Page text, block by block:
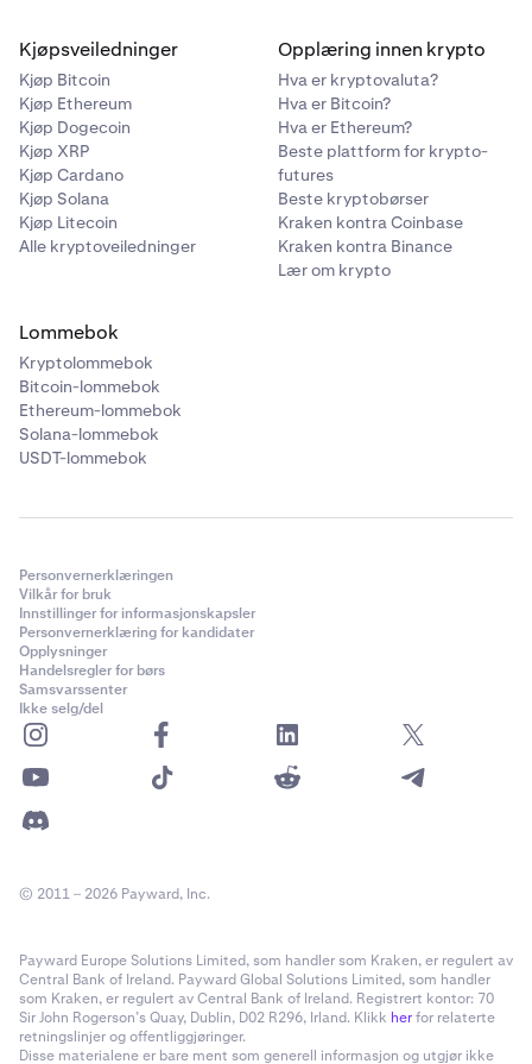
Kjøpsveiledninger
Kjøp Bitcoin
Kjøp Ethereum
Kjøp Dogecoin
Kjøp XRP
Kjøp Cardano
Kjøp Solana
Kjøp Litecoin
Alle kryptoveiledninger
Opplæring innen krypto
Hva er kryptovaluta?
Hva er Bitcoin?
Hva er Ethereum?
Beste plattform for krypto-
futures
Beste kryptobørser
Kraken kontra Coinbase
Kraken kontra Binance
Lær om krypto
Lommebok
Kryptolommebok
Bitcoin-lommebok
Ethereum-lommebok
Solana-lommebok
USDT-lommebok
Personvernerklæringen
Vilkår for bruk
Innstillinger for informasjonskapsler
Personvernerklæring for kandidater
Opplysninger
Handelsregler for børs
Samsvarssenter
Ikke selg/del
© 2011 – 2026 Payward, Inc.
Payward Europe Solutions Limited, som handler som Kraken, er regulert av
Central Bank of Ireland. Payward Global Solutions Limited, som handler
som Kraken, er regulert av Central Bank of Ireland. Registrert kontor: 70
Sir John Rogerson’s Quay, Dublin, D02 R296, Irland. Klikk herfor relaterte
retningslinjer og offentliggjøringer.
Disse materialene er bare ment som generell informasjon og utgjør ikke